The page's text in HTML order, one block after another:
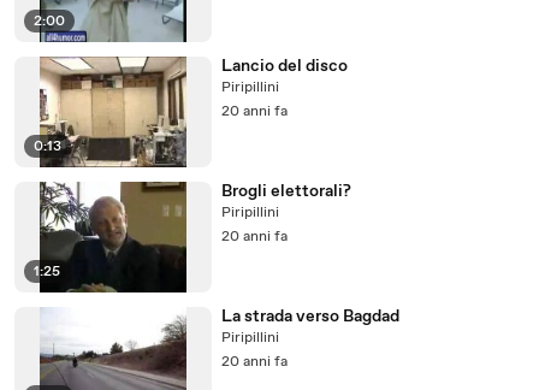
2:00
0:13
Lancio del disco
Piripillini
20 anni fa
1:25
Brogli elettorali?
Piripillini
20 anni fa
La strada verso Bagdad
Piripillini
20 anni fa